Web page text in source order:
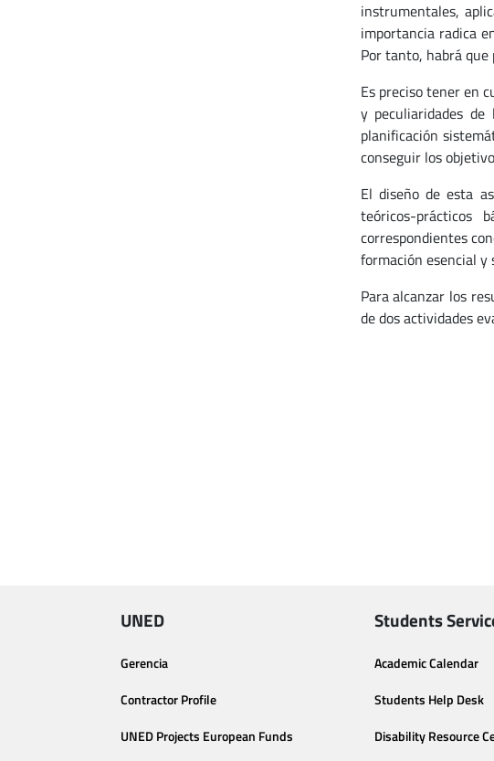
instrumentales,
importancia radica
Por tanto, habrá
Es preciso tener en
y peculiaridades
planificación
conseguir los
El diseño de esta
teóricos-prácticos
correspondientes
formación esencial y
Para alcanzar los
de dos actividades
UNED
Gerencia
Contractor Profile
UNED Projects European Funds
Students
Academic Calendar
Students Help Desk
Disability Resource